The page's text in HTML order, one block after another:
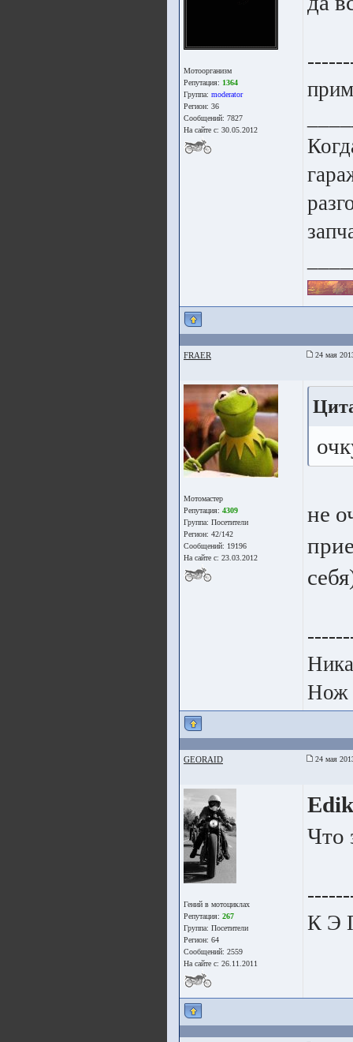
Мотоорганизм
Репутация: 1364
Группа: moderator
Регион: 36
Сообщений: 7827
На сайте с: 30.05.2012
FRAER 24 мая
Мотомастер
Репутация: 4309
Группа: Посетители
Регион: 42/142
Сообщений: 19196
На сайте с: 23.03.2012
не
Нож
GEORAID 24 мая
Гений в мотоциклах
Репутация: 267
Группа: Посетители
Регион: 64
Сообщений: 2559
На сайте с: 26.11.2011
Что
К Э